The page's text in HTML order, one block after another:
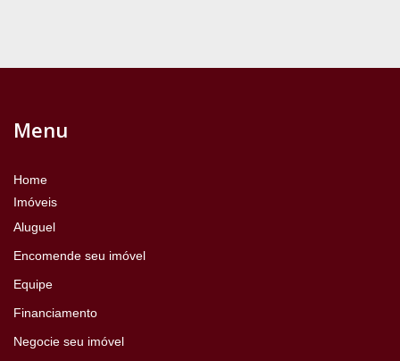
Menu
Home
Imóveis
Aluguel
Encomende seu imóvel
Equipe
Financiamento
Negocie seu imóvel